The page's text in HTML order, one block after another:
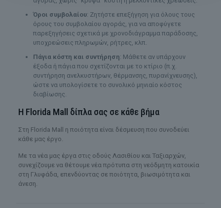
Όροι συμβολαίου: Ζητήστε επεξήγηση για όλους τους
όρους του συμβολαίου αγοράς, για να αποφύγετε
παρεξηγήσεις σχετικά με χρονοδιάγραμμα παράδοσης,
υποχρεώσεις πληρωμών, ρήτρες, κλπ.
Πάγια κόστη και συντήρηση: Μάθετε αν υπάρχουν
έξοδα ή πάγια που σχετίζονται με το κτίριο (π.χ.
συντήρηση ανελκυστήρων, θέρμανσης, πυρανίχνευσης),
ώστε να υπολογίσετε το συνολικό μηνιαίο κόστος
διαβίωσης.
Η Florida Mall δίπλα σας σε κάθε βήμα
Στη Florida Mall η ποιότητα είναι δέσμευση που συνοδεύει
κάθε μας έργο.
Με τα νέα μας έργα στις οδούς Λασιθίου και Ταξιαρχών,
συνεχίζουμε να θέτουμε νέα πρότυπα στη νεόδμητη κατοικία
στη Γλυφάδα, επενδύοντας σε ποιότητα, βιωσιμότητα και
άνεση.